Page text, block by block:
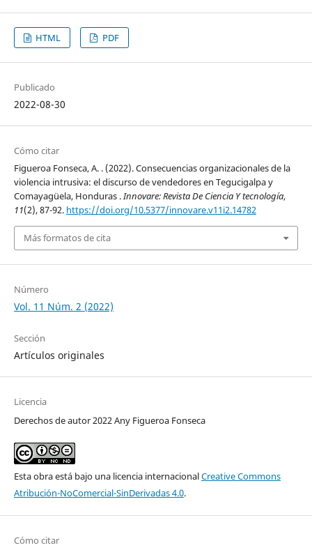
HTML PDF
Publicado
2022-08-30
Cómo citar
Figueroa Fonseca, A. . (2022). Consecuencias organizacionales de la
violencia intrusiva: el discurso de vendedores en Tegucigalpa y
Comayagüela, Honduras .Innovare: Revista De Ciencia Y tecnología,
11(2), 87-92. https://doi.org/10.5377/innovare.v11i2.14782
Más formatos de cita
Número
Vol. 11 Núm. 2 (2022)
Sección
Artículos originales
Licencia
Derechos de autor 2022 Any Figueroa Fonseca
Esta obra está bajo una licencia internacionalCreative Commons
Atribución-NoComercial-SinDerivadas 4.0.
Cómo citar